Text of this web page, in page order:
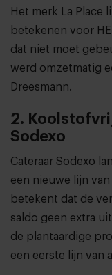
Het merk La Place
betekenen voor
dat niet moet
werd omzetmatig
Dreesmann.
2.
Sodexo
Cateraar Sodexo
een nieuwe lijn
betekent dat de
saldo geen extra
de plantaardige
een eerste lijn van